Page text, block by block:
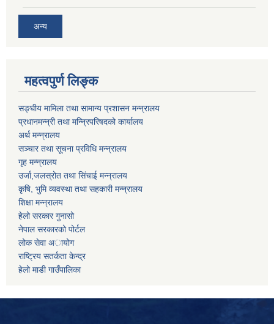
अन्य
महत्वपुर्ण लिङ्क
सङ्घीय मामिला तथा सामान्य प्रशासन मन्न्रालय
प्रधानमन्न्री तथा मन्न्रिपरिषदको कार्यालय
अर्थ मन्न्रालय
सञ्चार तथा सूचना प्रविधि मन्न्रालय
गृह मन्न्रालय
उर्जा,जलस्रोत तथा सिंचाई मन्न्रालय
कृषि, भुमि व्यवस्था तथा सहकारी मन्न्रालय
शिक्षा मन्न्रालय
हेलो सरकार गुनासो
नेपाल सरकारको पोर्टल
लोक सेवा अायोग
राष्ट्रिय सतर्कता केन्द्र
हेलो माडी गाउँपालिका